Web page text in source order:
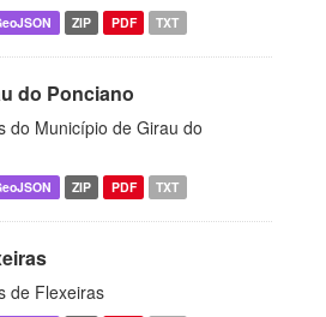
ZIP PDF TXT
do Ponciano
do Município de Girau do
ZIP PDF TXT
de Flexeiras